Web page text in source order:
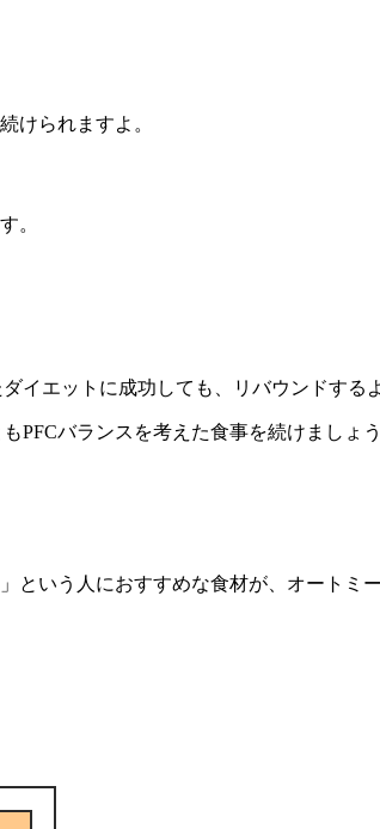
けられますよ。
。
エットに成功しても、リバウンドする
PFCバランスを考えた食事を続けましょう
という人におすすめな食材が、オート